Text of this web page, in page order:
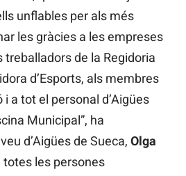
unflables per als més
les gràcies a les empreses
treballadors de la Regidoria
d’Esports, als membres
a tot el personal d’Aigües
Municipal”, ha
d’Aigües de Sueca, Olga
totes les persones